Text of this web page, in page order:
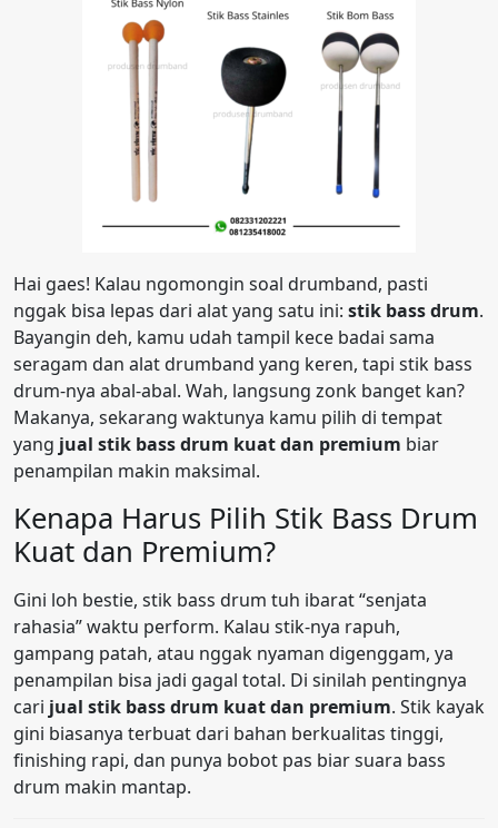
Hai gaes! Kalau ngomongin soal drumband, pasti
nggak bisa lepas dari alat yang satu ini: stik bass drum.
Bayangin deh, kamu udah tampil kece badai sama
seragam dan alat drumband yang keren, tapi stik bass
drum-nya abal-abal. Wah, langsung zonk banget kan?
Makanya, sekarang waktunya kamu pilih di tempat
yang jual stik bass drum kuat dan premium biar
penampilan makin maksimal.
Kenapa Harus Pilih Stik Bass Drum
Kuat dan Premium?
Gini loh bestie, stik bass drum tuh ibarat “senjata
rahasia” waktu perform. Kalau stik-nya rapuh,
gampang patah, atau nggak nyaman digenggam, ya
penampilan bisa jadi gagal total. Di sinilah pentingnya
cari jual stik bass drum kuat dan premium. Stik kayak
gini biasanya terbuat dari bahan berkualitas tinggi,
finishing rapi, dan punya bobot pas biar suara bass
drum makin mantap.